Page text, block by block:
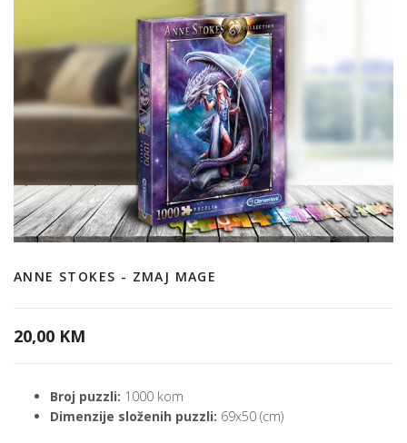
ANNE STOKES - ZMAJ MAGE
20,00 KM
Broj puzzli: 1000 kom
Dimenzije složenih puzzli: 69x50 (cm)